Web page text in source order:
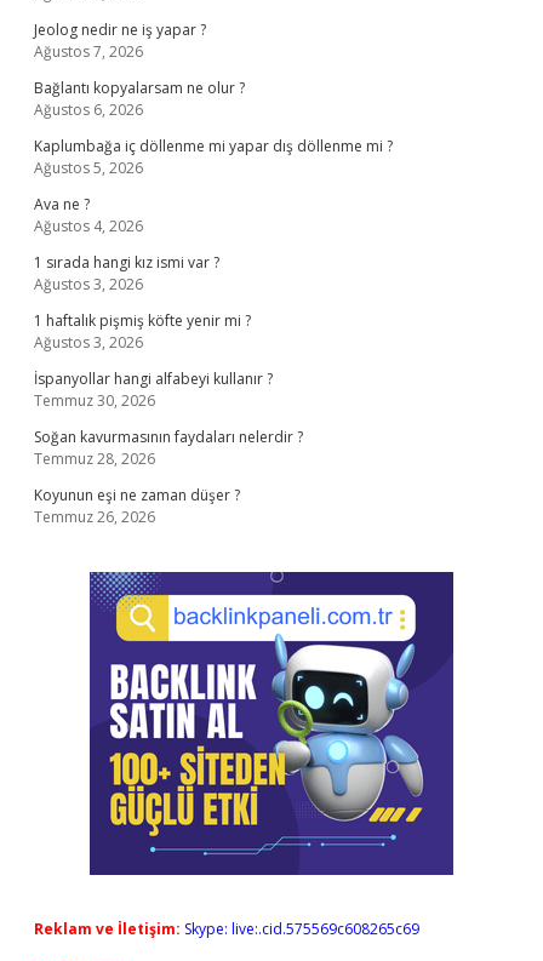
Jeolog nedir ne iş yapar ?
Ağustos 7, 2026
Bağlantı kopyalarsam ne olur ?
Ağustos 6, 2026
Kaplumbağa iç döllenme mi yapar dış döllenme mi ?
Ağustos 5, 2026
Ava ne ?
Ağustos 4, 2026
1 sırada hangi kız ismi var ?
Ağustos 3, 2026
1 haftalık pişmiş köfte yenir mi ?
Ağustos 3, 2026
İspanyollar hangi alfabeyi kullanır ?
Temmuz 30, 2026
Soğan kavurmasının faydaları nelerdir ?
Temmuz 28, 2026
Koyunun eşi ne zaman düşer ?
Temmuz 26, 2026
Reklam ve İletişim: Skype: live:.cid.575569c608265c69